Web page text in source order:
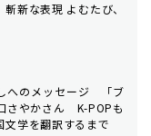
新な表現 よむたび、
へのメッセージ 「ブ
さやかさん K-POPも
学を翻訳するまで